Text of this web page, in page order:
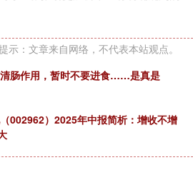
示：文章来自网络，不代表本站观点。
肠作用，暂时不要进食……是真是
002962）2025年中报简析：增收不增